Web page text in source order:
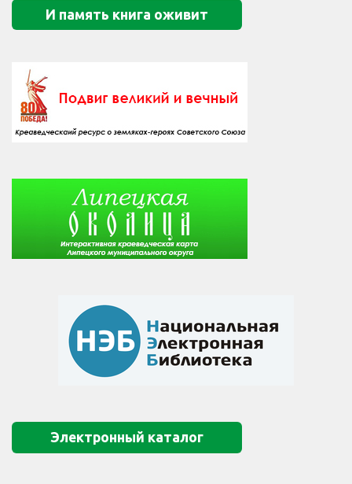
И память книга оживит
Электронный каталог